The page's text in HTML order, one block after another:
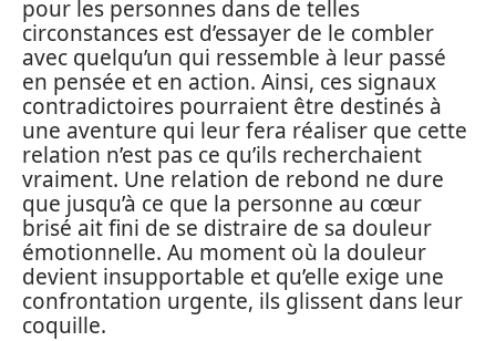
pour les personnes dans de telles
circonstances est d’essayer de le combler
avec quelqu’un qui ressemble à leur passé
en pensée et en action. Ainsi, ces signaux
contradictoires pourraient être destinés à
une aventure qui leur fera réaliser que cette
relation n’est pas ce qu’ils recherchaient
vraiment. Une relation de rebond ne dure
que jusqu’à ce que la personne au cœur
brisé ait fini de se distraire de sa douleur
émotionnelle. Au moment où la douleur
devient insupportable et qu’elle exige une
confrontation urgente, ils glissent dans leur
coquille.